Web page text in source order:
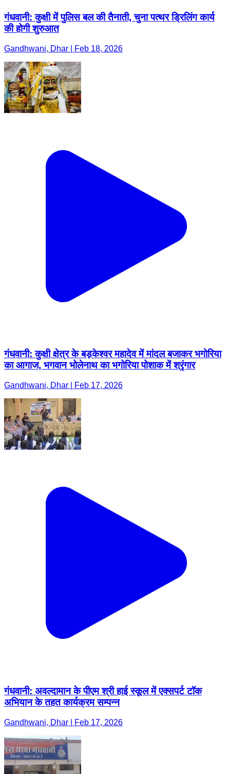
गंधवानी: कुक्षी में पुलिस बल की तैनाती, चुना पत्थर ड्रिलिंग कार्य
की होगी शुरुआत
Gandhwani, Dhar | Feb 18, 2026
गंधवानी: कुक्षी क्षेत्र के बड़केश्वर महादेव में मांदल बजाकर भगोरिया
का आगाज, भगवान भोलेनाथ का भगोरिया पोशाक में श्रृंगार
Gandhwani, Dhar | Feb 17, 2026
गंधवानी: अवल्दामान के पीएम श्री हाई स्कूल में एक्सपर्ट टॉक
अभियान के तहत कार्यक्रम सम्पन्न
Gandhwani, Dhar | Feb 17, 2026